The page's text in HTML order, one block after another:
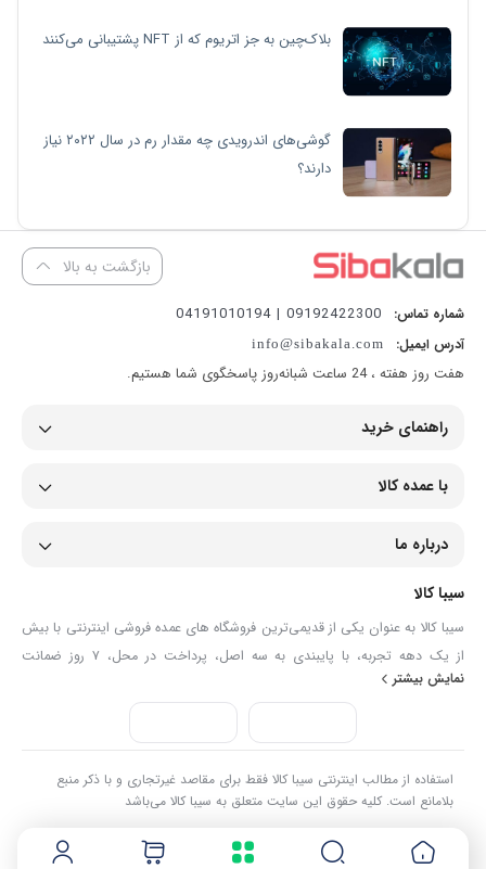
بلاک‌چین به جز اتریوم که از NFT پشتیبانی می‌کنند
گوشی‌های اندرویدی چه مقدار رم در سال ۲۰۲۲ نیاز
دارند؟
بازگشت به بالا
شماره تماس: 09192422300 | 04191010194
آدرس ایمیل: info@sibakala.com
هفت روز هفته ، 24 ساعت شبانه‌روز پاسخگوی شما هستیم.
راهنمای خرید
با عمده کالا
درباره ما
سیبا کالا
سیبا کالا به عنوان یکی از قدیمی‌ترین فروشگاه های عمده فروشی اینترنتی با بیش
از یک دهه تجربه، با پایبندی به سه اصل، پرداخت در محل، ۷ روز ضمانت
بازگشت کالا و تضمین اصل‌بودن کالا موفق شده تا همگام با فروشگاه‌های معتبر
جهان، به بزرگ‌ترین فروشگاه اینترنتی ایران تبدیل شود. به محض ورود به سایت
سیبا کالا با دنیایی از کالا رو به رو می‌شوید! هر آنچه که نیاز دارید و به ذهن شما
خطور می‌کند در اینجا پیدا خواهید کرد.
نمایش بیشتر
استفاده از مطالب اینترنتی سیبا کالا فقط برای مقاصد غیرتجاری و با ذکر منبع
بلامانع است. کلیه حقوق این سایت متعلق به سیبا کالا می‌باشد